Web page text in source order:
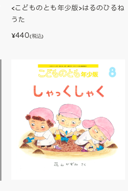
<こどものとも年少版>はるのひるね
うた
¥440(税込)